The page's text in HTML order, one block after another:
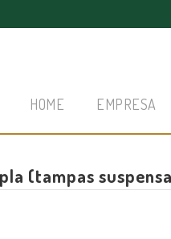
HOME EMPRESA
(tampas